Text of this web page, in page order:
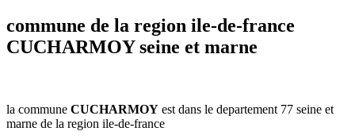
marne
communes
communes
val
commune de la region ile-de-france
CUCHARMOY seine et marne
la commune CUCHARMOY est dans le departement 77 seine et
marne de la region ile-de-france